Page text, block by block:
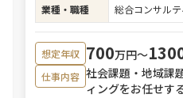
業種・職種
総合コンサル
想定年収 700万円〜
仕事内容 社会課題・地域課
ィングをお任せす